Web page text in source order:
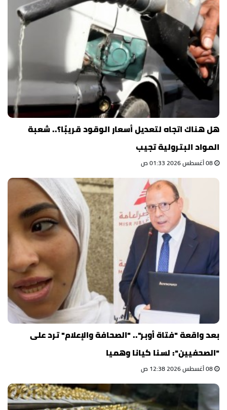
هل هناك اتجاه لتعديل أسعار الوقود قريبًا؟.. شعبة
المواد البترولية تجيب
بعد واقعة "فتاة أوبر".. "الصحافة والإعلام" ترد على
"الصحفيين": لسنا كيانا وهميا